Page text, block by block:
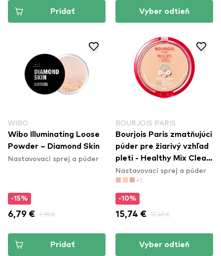
Pridať Vyber odtieň
WIBO
Wibo Illuminating Loose
Powder – Diamond Skin
Nastavovací sprej a púder
-15%
6,79 € 7,99 €
Pridať
BOURJOIS PARIS
Bourjois Paris zmatňujúci
púder pre žiarivý vzhľad
pleti - Healthy Mix Clean
Powder - 002 Vanilla
Nastavovací sprej a púder
+1
-10%
15,74 € 17,49 €
Vyber odtieň